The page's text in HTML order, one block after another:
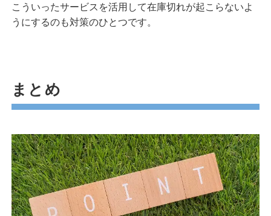
こういったサービスを活用して在庫切れが起こらないよ
うにするのも対策のひとつです。
まとめ